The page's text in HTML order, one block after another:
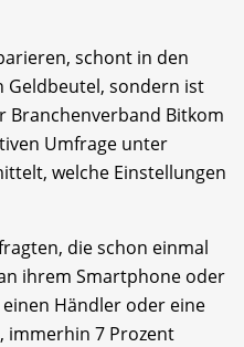
schont in den
Geldbeutel, sondern ist
Branchenverband Bitkom
Umfrage unter
welche Einstellungen
die schon einmal
ihrem Smartphone oder
Händler oder eine
immerhin 7 Prozent